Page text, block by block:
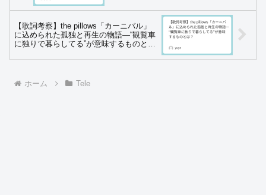
【歌詞考察】the pillows「カーニバル」
に込められた孤独と再生の物語―“観覧車
に独りで暮らしてる”が意味するものと
ホーム Tele